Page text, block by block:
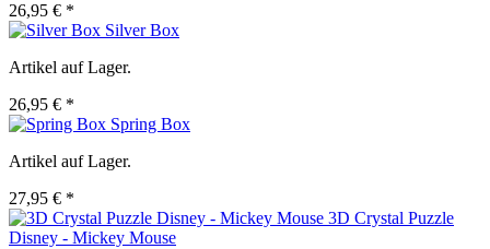
26,95 € *
Silver Box
Artikel auf Lager.
26,95 € *
Spring Box
Artikel auf Lager.
27,95 € *
3D Crystal Puzzle
Disney - Mickey Mouse